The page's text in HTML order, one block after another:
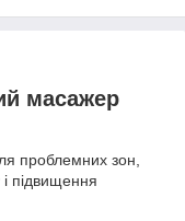
масажер
проблемних зон,
підвищення